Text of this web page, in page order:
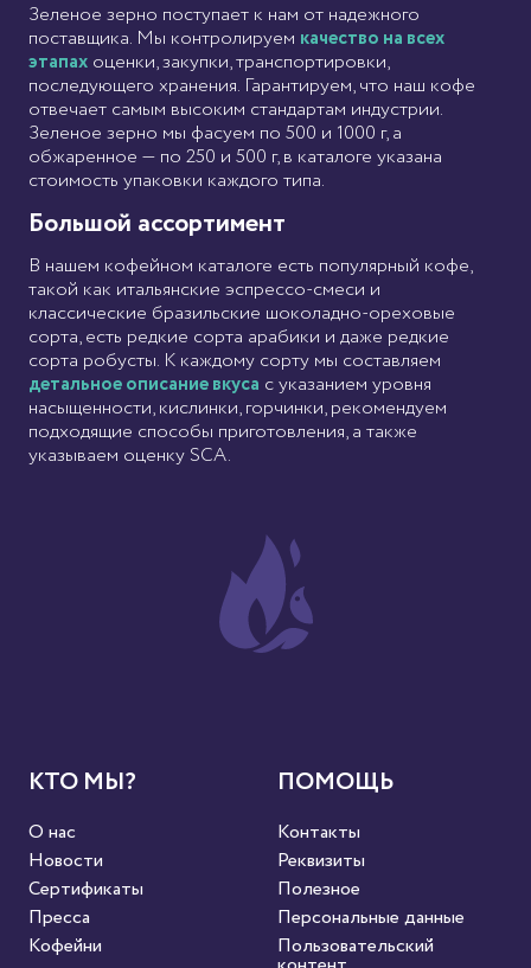
Зеленое зерно поступает к нам от надежного
поставщика. Мы контролируем качество на всех
этапах оценки, закупки, транспортировки,
последующего хранения. Гарантируем, что наш кофе
отвечает самым высоким стандартам индустрии.
Зеленое зерно мы фасуем по 500 и 1000 г, а
обжаренное — по 250 и 500 г, в каталоге указана
стоимость упаковки каждого типа.
Большой ассортимент
В нашем кофейном каталоге есть популярный кофе,
такой как итальянские эспрессо-смеси и
классические бразильские шоколадно-ореховые
сорта, есть редкие сорта арабики и даже редкие
сорта робусты. К каждому сорту мы составляем
детальное описание вкуса с указанием уровня
насыщенности, кислинки, горчинки, рекомендуем
подходящие способы приготовления, а также
указываем оценку SCA.
КТО МЫ?
О нас
Новости
Сертификаты
Пресса
Кофейни
ПОМОЩЬ
Контакты
Реквизиты
Полезное
Персональные данные
Пользовательский